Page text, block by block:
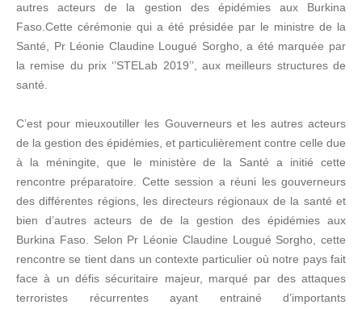
autres acteurs de la gestion des épidémies aux Burkina
Faso.Cette cérémonie qui a été présidée par le ministre de la
Santé, Pr Léonie Claudine Lougué Sorgho, a été marquée par
la remise du prix ‘’STELab 2019’’, aux meilleurs structures de
santé.
C’est pour mieuxoutiller les Gouverneurs et les autres acteurs
de la gestion des épidémies, et particulièrement contre celle due
à la méningite, que le ministère de la Santé a initié cette
rencontre préparatoire. Cette session a réuni les gouverneurs
des différentes régions, les directeurs régionaux de la santé et
bien d’autres acteurs de de la gestion des épidémies aux
Burkina Faso. Selon Pr Léonie Claudine Lougué Sorgho, cette
rencontre se tient dans un contexte particulier où notre pays fait
face à un défis sécuritaire majeur, marqué par des attaques
terroristes récurrentes ayant entrainé d’importants